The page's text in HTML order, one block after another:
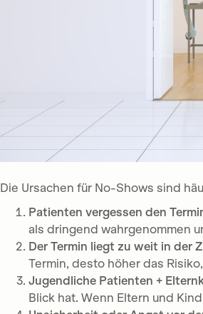
Die Ursachen für No-Shows sind
Patienten vergessen den
als dringend wahrgenommen
Der Termin liegt zu weit in der
Termin, desto höher das
Jugendliche Patienten +
Blick hat. Wenn Eltern und